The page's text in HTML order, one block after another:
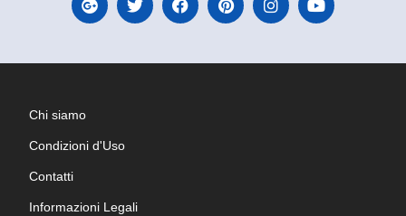
Chi siamo
Condizioni d'Uso
Contatti
Informazioni Legali